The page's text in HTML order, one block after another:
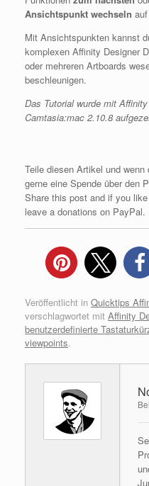
Ansichtspunkt wechseln
Mit Ansichtspunkten kannst
komplexen Affinity Designer
oder mehreren Artboards
beschleunigen.
Das Tutorial wurde mit
Camtasia:mac 2.10.8
Teile diesen Artikel und
gerne eine Spende über den
Share this post and if you
leave a donations on PayPal.
Veröffentlicht in Quicktips
verschlagwortet mit Affinity
benutzerdefinierte
viewpoints.